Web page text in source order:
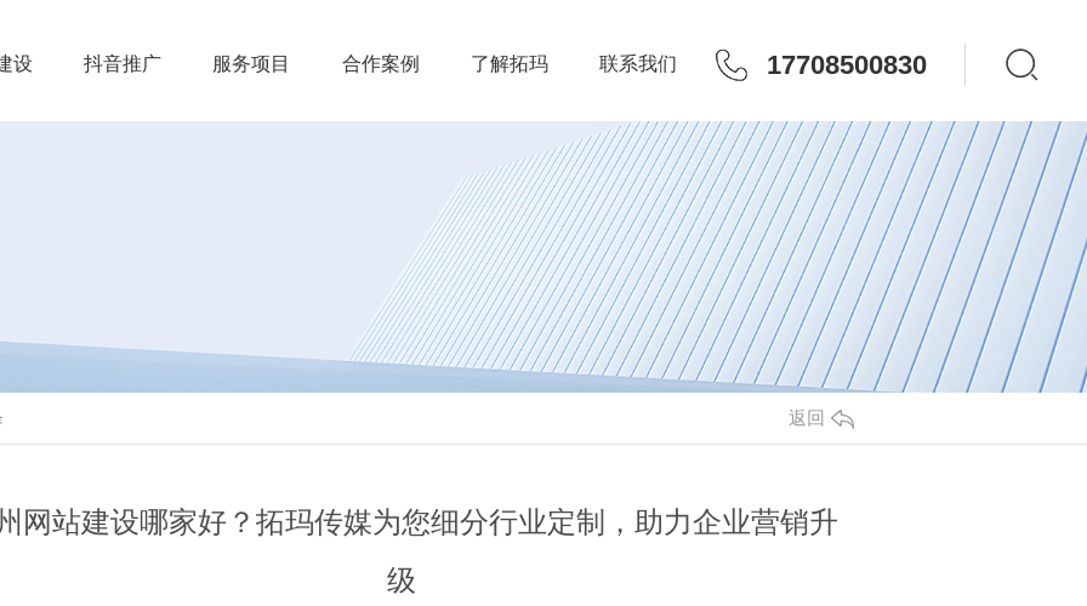
设 抖音推广 服务项目 合作案例 了解拓玛 联系我们 17708500830
返回
网站建设哪家好？拓玛传媒为您细分行业定制，助力企业营销升
级